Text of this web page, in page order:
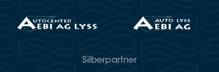
Silberpartner